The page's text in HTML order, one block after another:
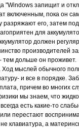
"Windows запищит и
включенным, пока он
разряжают его, затем
для
должен
производителей
тем дольше он проживет.
мыслей обычного
и все в порядке.
причем во многих
мы знаем, что
есть какие-то
перестают
клавиатура, а